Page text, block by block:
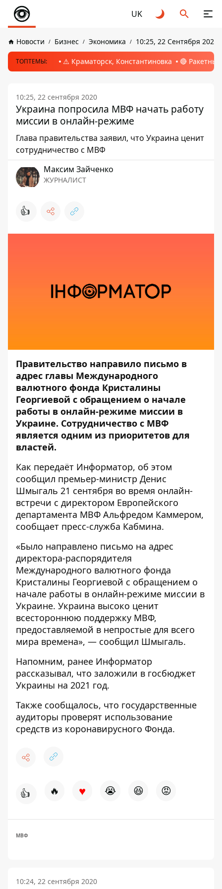
UK
Новости Бизнес Экономика 10:25, 22 Сентября 2020
ТОПТЕМЫ: ⚠️ Краматорск, Константиновка 🔴
10:25, 22 сентября 2020
Украина попросила МВФ начать работу
миссии в онлайн-режиме
Глава правительства заявил, что Украина ценит
сотрудничество с МВФ
Максим Зайченко
ЖУРНАЛИСТ
👍
Правительство направило письмо в
адрес главы Международного
валютного фонда Кристалины
Георгиевой с обращением о начале
работы в онлайн-режиме миссии в
Украине. Сотрудничество с МВФ
является одним из приоритетов для
властей.
Как передаёт Информатор, об этом
сообщил премьер-министр Денис
Шмыгаль 21 сентября во время онлайн-
встречи с директором Европейского
департамента МВФ Альфредом Каммером,
сообщает пресс-служба Кабмина.
«Было направлено письмо на адрес
директора-распорядителя
Международного валютного фонда
Кристалины Георгиевой с обращением о
начале работы в онлайн-режиме миссии в
Украине. Украина высоко ценит
всестороннюю поддержку МВФ,
предоставляемой в непростые для всего
мира времена», — сообщил Шмыгаль.
Напомним, ранее Информатор
рассказывал, что заложили в госбюджет
Украины на 2021 год.
Также сообщалось, что государственные
аудиторы проверят использование
средств из коронавирусного Фонда.
👍 🔥 ♥ 😭 😆 😡
МВФ
10:24, 22 сентября 2020